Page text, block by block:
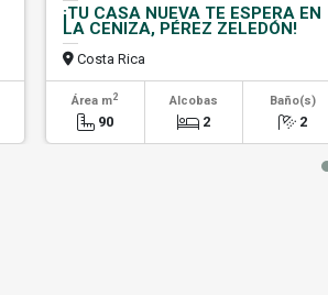
¡TU CASA NUEVA TE ESPERA EN
LA CENIZA, PÉREZ ZELEDÓN!
Costa Rica
Área m2
90
Alcobas
2
Baño(s)
2